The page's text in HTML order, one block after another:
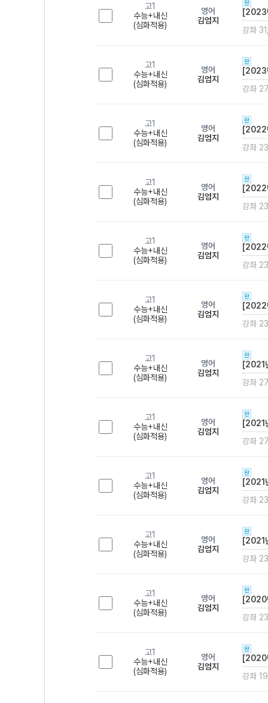
고1
수능+내신
(심화적용)
영어
김엄지
완
[2023
강좌
고1
수능+내신
(심화적용)
영어
김엄지
완
[2023
강좌
고1
수능+내신
(심화적용)
영어
김엄지
완
[2022
강좌
고1
수능+내신
(심화적용)
영어
김엄지
완
[2022
강좌
고1
수능+내신
(심화적용)
영어
김엄지
완
[2022
강좌
고1
수능+내신
(심화적용)
영어
김엄지
완
[2022
강좌
고1
수능+내신
(심화적용)
영어
김엄지
완
[2021
강좌
고1
수능+내신
(심화적용)
영어
김엄지
완
[2021
강좌
고1
수능+내신
(심화적용)
영어
김엄지
완
[2021
강좌
고1
수능+내신
(심화적용)
영어
김엄지
완
[2021
강좌
고1
수능+내신
(심화적용)
영어
김엄지
완
[2020
강좌
고1
수능+내신
(심화적용)
영어
김엄지
완
[2020
강좌